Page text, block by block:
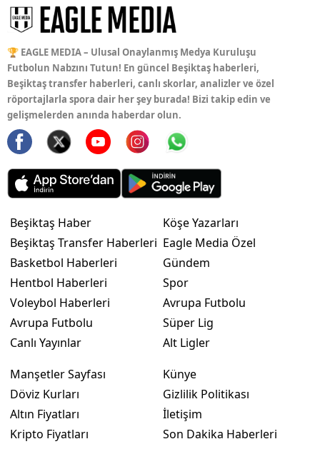
🏆 EAGLE MEDIA – Ulusal Onaylanmış Medya Kuruluşu
Futbolun Nabzını Tutun! En güncel Beşiktaş haberleri,
Beşiktaş transfer haberleri, canlı skorlar, analizler ve özel
röportajlarla spora dair her şey burada! Bizi takip edin ve
gelişmelerden anında haberdar olun.
Beşiktaş Haber
Beşiktaş Transfer Haberleri
Basketbol Haberleri
Hentbol Haberleri
Voleybol Haberleri
Avrupa Futbolu
Canlı Yayınlar
Köşe Yazarları
Eagle Media Özel
Gündem
Spor
Avrupa Futbolu
Süper Lig
Alt Ligler
Manşetler Sayfası
Döviz Kurları
Altın Fiyatları
Kripto Fiyatları
Künye
Gizlilik Politikası
İletişim
Son Dakika Haberleri